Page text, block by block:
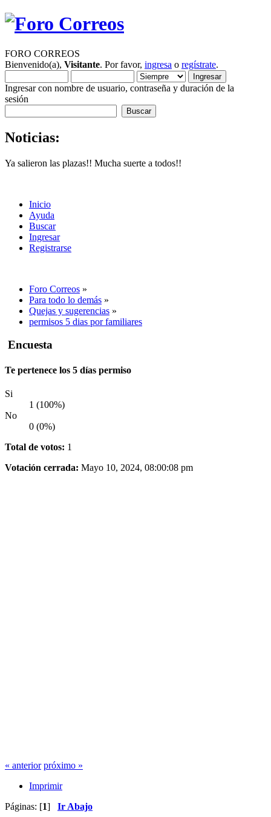
FORO CORREOS
Bienvenido(a), Visitante. Por favor, ingresa o regístrate.
Ingresar con nombre de usuario, contraseña y duración de la
sesión
Noticias:
Ya salieron las plazas!! Mucha suerte a todos!!
Inicio
Ayuda
Buscar
Ingresar
Registrarse
Foro Correos »
Para todo lo demás »
Quejas y sugerencias »
permisos 5 dias por familiares
Encuesta
Te pertenece los 5 días permiso
Si
1 (100%)
No
0 (0%)
Total de votos: 1
Votación cerrada: Mayo 10, 2024, 08:00:08 pm
« anterior próximo »
Imprimir
Páginas: [1] Ir Abajo